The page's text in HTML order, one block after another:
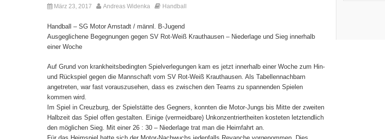
März 23, 2017 Andreas Widenka Handball
Handball – SG Motor Arnstadt / männl. B-Jugend
Ausgeglichene Begegnungen gegen SV Rot-Weiß Krauthausen – Niederlage und Sieg innerhalb
einer Woche
Auf Grund von krankheitsbedingten Spielverlegungen kam es jetzt innerhalb einer Woche zum Hin-
und Rückspiel gegen die Mannschaft vom SV Rot-Weiß Krauthausen. Als Tabellennachbarn
angetreten, war fast vorauszusehen, dass es zwischen den Teams zu spannenden Spielen
kommen wird.
Im Spiel in Creuzburg, der Spielstätte des Gegners, konnten die Motor-Jungs bis Mitte der zweiten
Halbzeit das Spiel offen gestalten. Einige (vermeidbare) Unkonzentriertheiten kosteten letztendlich
den möglichen Sieg. Mit einer 26 : 30 – Niederlage trat man die Heimfahrt an.